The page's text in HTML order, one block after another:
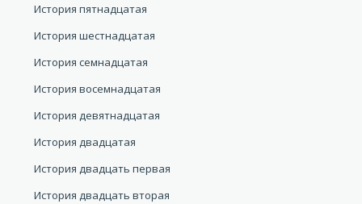
История пятнадцатая
История шестнадцатая
История семнадцатая
История восемнадцатая
История девятнадцатая
История двадцатая
История двадцать первая
История двадцать вторая